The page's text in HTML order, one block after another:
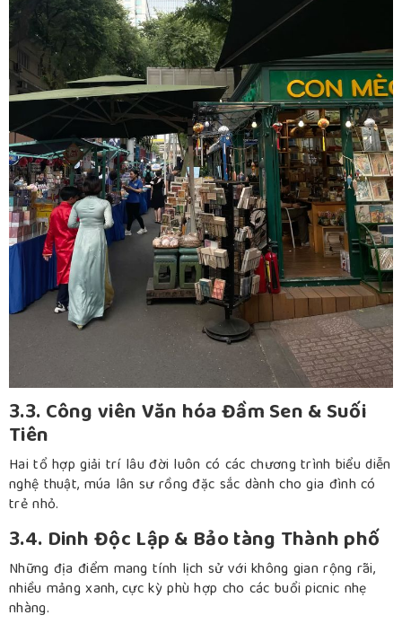
3.3. Công viên Văn hóa Đầm Sen & Suối
Tiên
Hai tổ hợp giải trí lâu đời luôn có các chương trình biểu diễn
nghệ thuật, múa lân sư rồng đặc sắc dành cho gia đình có
trẻ nhỏ.
3.4. Dinh Độc Lập & Bảo tàng Thành phố
Những địa điểm mang tính lịch sử với không gian rộng rãi,
nhiều mảng xanh, cực kỳ phù hợp cho các buổi picnic nhẹ
nhàng.